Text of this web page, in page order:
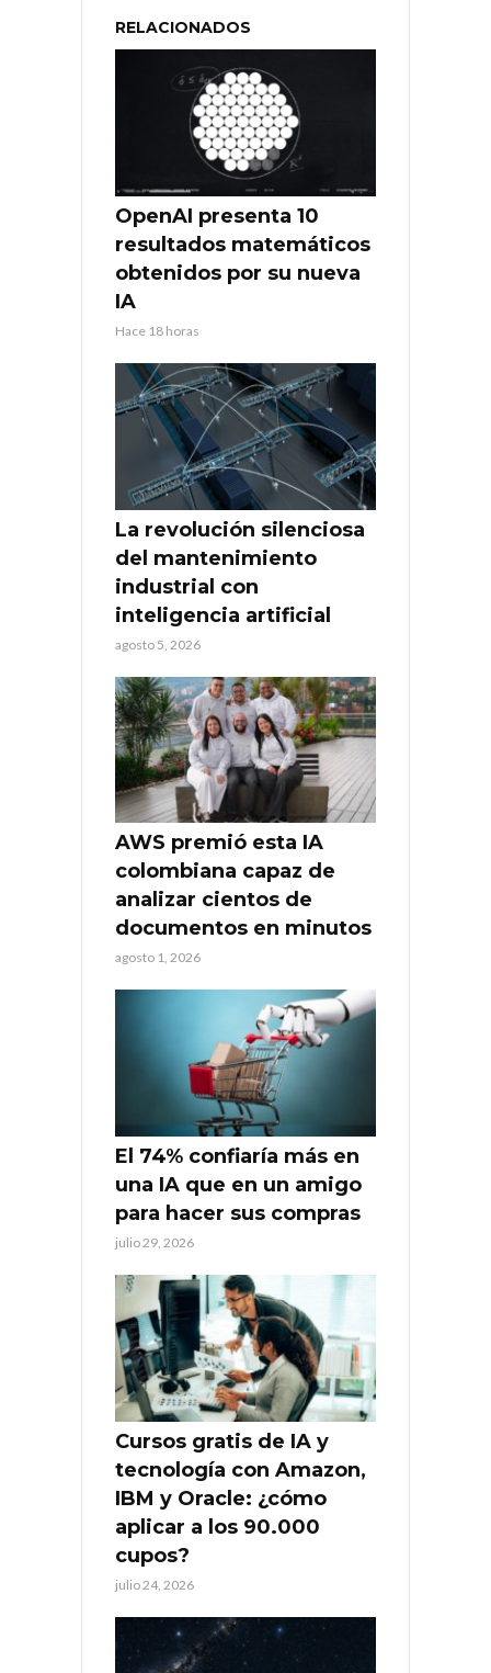
RELACIONADOS
OpenAI presenta 10
resultados matemáticos
obtenidos por su nueva
IA
Hace 18 horas
La revolución silenciosa
del mantenimiento
industrial con
inteligencia artificial
agosto 5, 2026
AWS premió esta IA
colombiana capaz de
analizar cientos de
documentos en minutos
agosto 1, 2026
El 74% confiaría más en
una IA que en un amigo
para hacer sus compras
julio 29, 2026
Cursos gratis de IA y
tecnología con Amazon,
IBM y Oracle: ¿cómo
aplicar a los 90.000
cupos?
julio 24, 2026